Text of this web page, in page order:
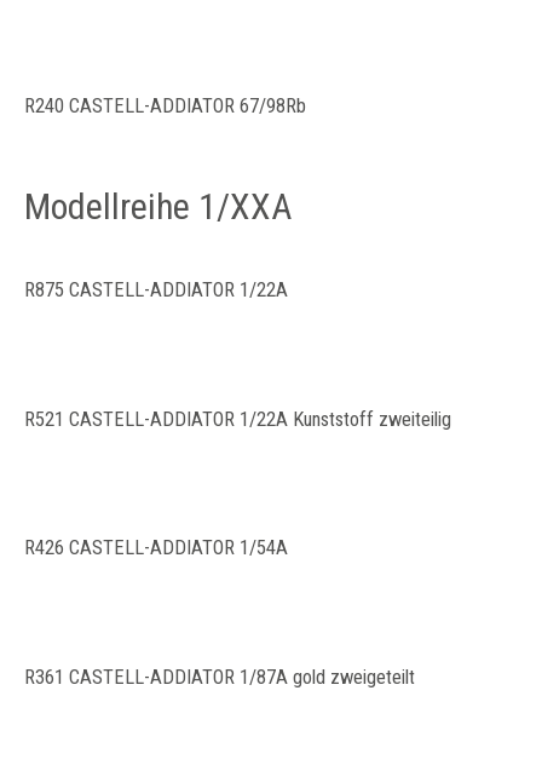
R240 CASTELL-ADDIATOR 67/98Rb
Modellreihe 1/XXA
R875 CASTELL-ADDIATOR 1/22A
R521 CASTELL-ADDIATOR 1/22A Kunststoff zweiteilig
R426 CASTELL-ADDIATOR 1/54A
R361 CASTELL-ADDIATOR 1/87A gold zweigeteilt